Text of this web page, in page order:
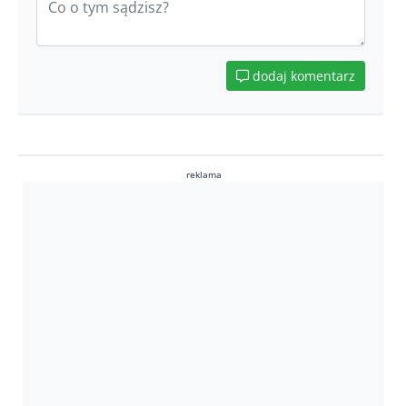
dodaj komentarz
reklama